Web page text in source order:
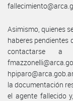
Asimismo, quienes
haberes pendientes
contactarse a
la documentación
el agente fallecido